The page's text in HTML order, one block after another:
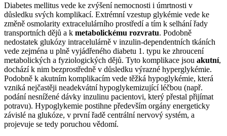
Diabetes mellitus vede ke zvýšení nemocnosti i úmrtnosti v
důsledku svých komplikací. Extrémní vzestup glykémie vede ke
změně osmolarity extracelulárního prostředí a tím k selhání řady
transportních dějů a k metabolickému rozvratu. Podobně
nedostatek glukózy intracelulárně v inzulin-dependentních tkáních
vede zejména u plně vyjádřeného diabetu 1. typu ke zhroucení
metabolických a fyziologických dějů. Tyto komplikace jsou akutní,
dochází k nim bezprostředně v důsledku výrazné hyperglykémie.
Podobně k akutním komplikacím vede těžká hypoglykémie, která
vzniká nejčastěji neadekvátní hypoglykemizující léčbou (např.
podání nesnížené dávky inzulinu pacientovi, který přestal přijímat
potravu). Hypoglykemie postihne především orgány energeticky
závislé na glukóze, v první řadě centrální nervový systém, a
projevuje se tedy poruchou vědomí.